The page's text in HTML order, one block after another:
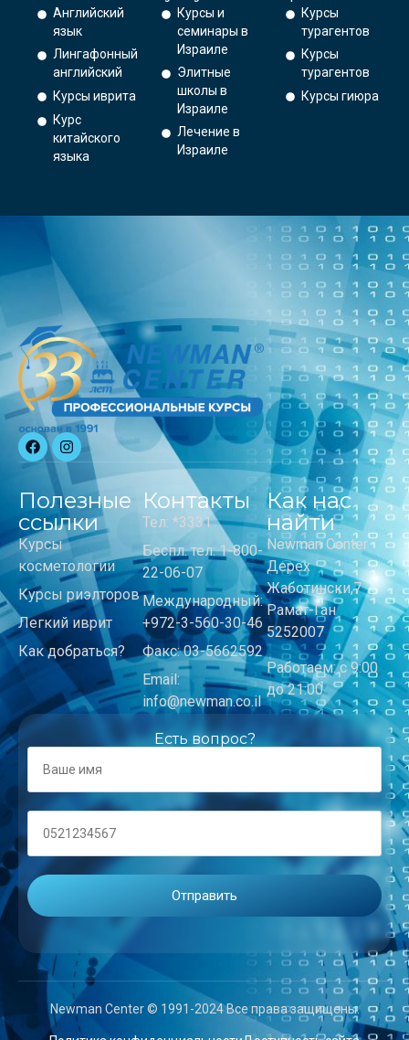
Английский
язык
Лингафонный
английский
Курсы иврита
Курс
китайского
языка
Курсы и
семинары в
Израиле
Элитные
школы в
Израиле
Лечение в
Израиле
Курсы
турагентов
Курсы
турагентов
Курсы гиюра
Полезные
ссылки
Курсы
косметологии
Курсы риэлторов
Легкий иврит
Как добраться?
Контакты
Тел: *3331
Беспл. тел: 1-800-
22-06-07
Международный:
+972-3-560-30-46
Факс: 03-5662592
Email:
info@newman.co.il
Как нас
найти
Newman Center
Дерех
Жаботински,7
Рамат-Ган
5252007
Работаем: с 9:00
до 21:00
Есть вопрос?
Newman Center © 1991-2024 Все права защищены.